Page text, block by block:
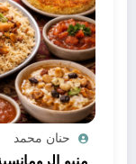
حنان محمد